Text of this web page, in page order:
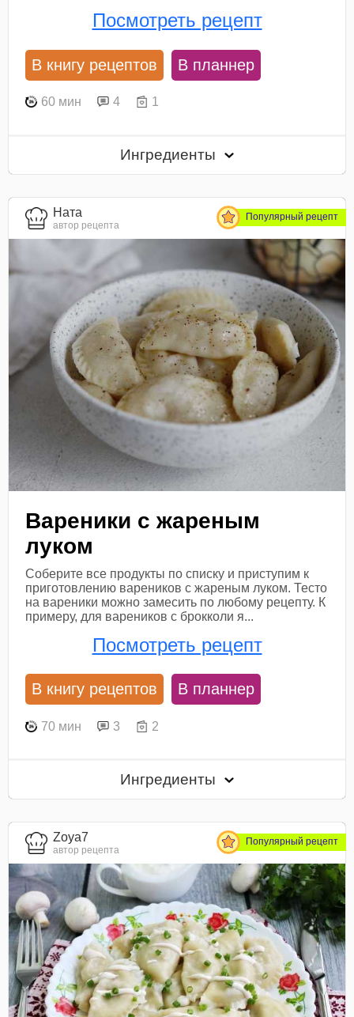
Посмотреть рецепт
В книгу рецептов В планнер
60 мин 4 1
Ингредиенты
Ната
автор рецепта
Популярный рецепт
Вареники с жареным
луком
Соберите все продукты по списку и приступим к
приготовлению вареников с жареным луком. Тесто
на вареники можно замесить по любому рецепту. К
примеру, для вареников с брокколи я...
Посмотреть рецепт
В книгу рецептов В планнер
70 мин 3 2
Ингредиенты
Zoya7
автор рецепта
Популярный рецепт